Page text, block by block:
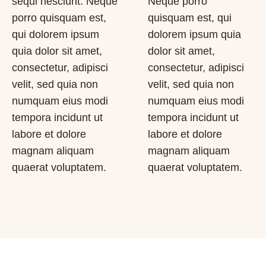
porro quisquam est,
qui dolorem ipsum
quia dolor sit amet,
consectetur, adipisci
velit, sed quia non
numquam eius modi
tempora incidunt ut
labore et dolore
magnam aliquam
quaerat voluptatem.
quisquam est, qui
dolorem ipsum quia
dolor sit amet,
consectetur, adipisci
velit, sed quia non
numquam eius modi
tempora incidunt ut
labore et dolore
magnam aliquam
quaerat voluptatem.